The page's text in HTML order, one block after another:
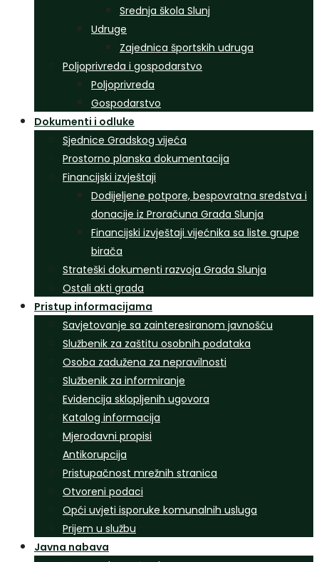
Srednja škola Slunj
Udruge
Zajednica športskih udruga
Poljoprivreda i gospodarstvo
Poljoprivreda
Gospodarstvo
Dokumenti i odluke
Sjednice Gradskog vijeća
Prostorno planska dokumentacija
Financijski izvještaji
Dodijeljene potpore, bespovratna sredstva i
donacije iz Proračuna Grada Slunja
Financijski izvještaji vijećnika sa liste grupe
birača
Strateški dokumenti razvoja Grada Slunja
Ostali akti grada
Pristup informacijama
Savjetovanje sa zainteresiranom javnošću
Službenik za zaštitu osobnih podataka
Osoba zadužena za nepravilnosti
Službenik za informiranje
Evidencija sklopljenih ugovora
Katalog informacija
Mjerodavni propisi
Antikorupcija
Pristupačnost mrežnih stranica
Otvoreni podaci
Opći uvjeti isporuke komunalnih usluga
Prijem u službu
Javna nabava